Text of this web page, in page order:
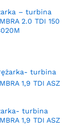
– turbina
2.0 TDI 150
turbina
1,9 TDI ASZ